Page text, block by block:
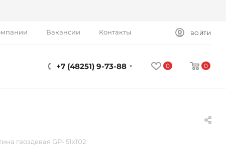
Вакансии Контакты ВОЙТИ
0 0
+7 (48251) 9-73-88
гвоздевая GP- 51х102